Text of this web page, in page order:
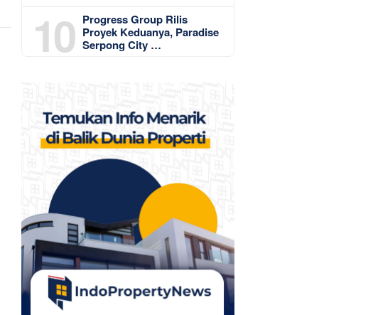
10
Progress Group Rilis
Proyek Keduanya, Paradise
Serpong City …